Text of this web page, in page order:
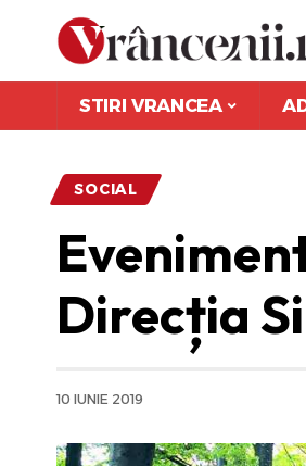
STIRI VRANCEA
SOCIAL
Direcția
10 IUNIE 2019